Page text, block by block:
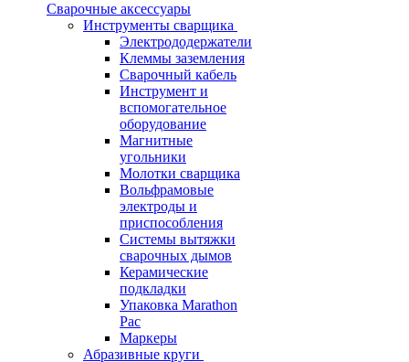
Сварочные аксессуары
Инструменты сварщика
Электрододержатели
Клеммы заземления
Сварочный кабель
Инструмент и
вспомогательное
оборудование
Магнитные
угольники
Молотки сварщика
Вольфрамовые
электроды и
приспособления
Системы вытяжки
сварочных дымов
Керамические
подкладки
Упаковка Marathon
Pac
Маркеры
Абразивные круги